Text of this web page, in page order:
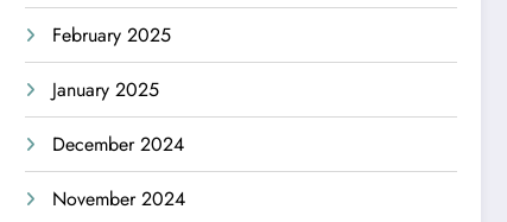
February 2025
January 2025
December 2024
November 2024